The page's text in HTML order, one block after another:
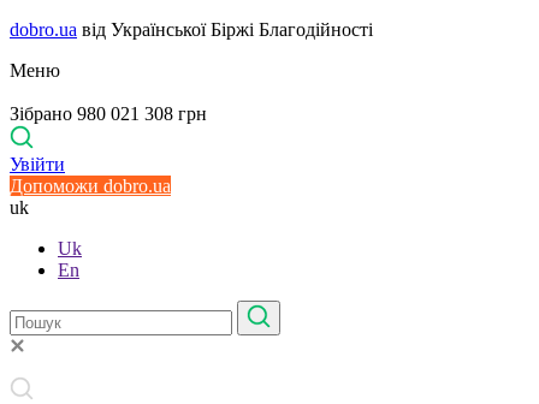
dobro.ua від Української Біржі Благодійності
Меню
Зібрано 980 021 308 грн
Увійти
Допоможи dobro.ua
uk
Uk
En